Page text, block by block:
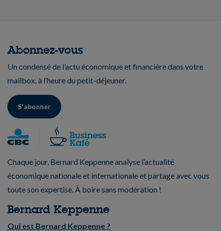
Abonnez-vous
Un condensé de l’actu économique et financière dans votre
mailbox, à l’heure du petit-déjeuner.
S'abonner
Chaque jour, Bernard Keppenne analyse l’actualité
économique nationale et internationale et partage avec vous
toute son expertise. À boire sans modération !
Bernard Keppenne
Qui est Bernard Keppenne ?